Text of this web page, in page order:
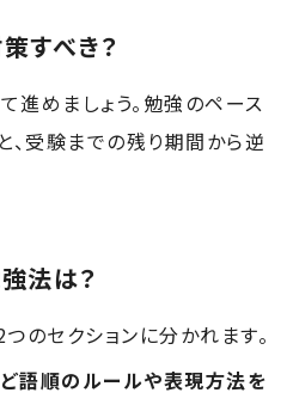
すべき？
めましょう。勉強のペース
、受験までの残り期間から逆
法は？
のセクションに分かれます。
ど語順のルールや表現方法を